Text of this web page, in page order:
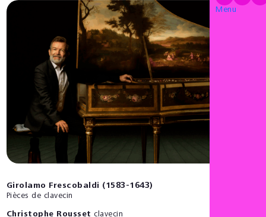
Menu
Girolamo Frescobaldi (1583-1643)
Pièces de clavecin
Christophe Rousset clavecin